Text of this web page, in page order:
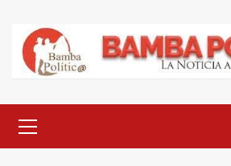
contenido
principal